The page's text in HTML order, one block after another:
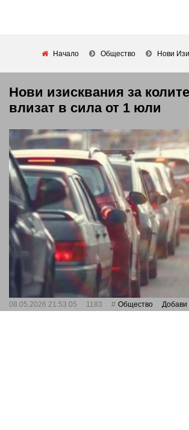
Начало Общество Нови
Нови изисквания за
влизат в сила от 1 юли
08.05.2026 21:53:05 1183 Общество Добави